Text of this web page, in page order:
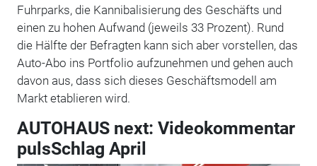
Fuhrparks, die Kannibalisierung des Geschäfts und
einen zu hohen Aufwand (jeweils 33 Prozent). Rund
die Hälfte der Befragten kann sich aber vorstellen, das
Auto-Abo ins Portfolio aufzunehmen und gehen auch
davon aus, dass sich dieses Geschäftsmodell am
Markt etablieren wird.
AUTOHAUS next: Videokommentar
pulsSchlag April